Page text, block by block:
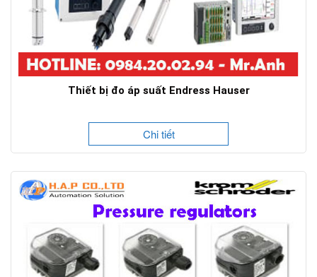
Thiết bị đo áp suất Endress Hauser
Chi tiết